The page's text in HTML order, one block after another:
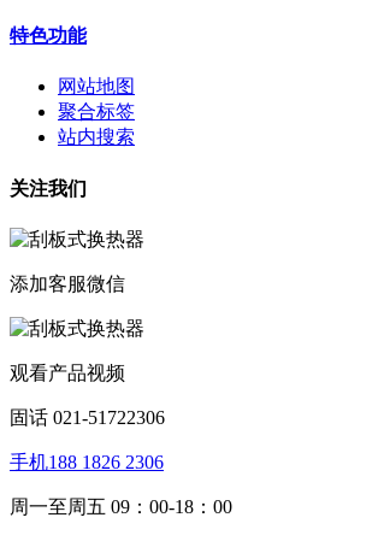
特色功能
网站地图
聚合标签
站内搜索
关注我们
添加客服微信
观看产品视频
固话 021-51722306
手机188 1826 2306
周一至周五 09：00-18：00